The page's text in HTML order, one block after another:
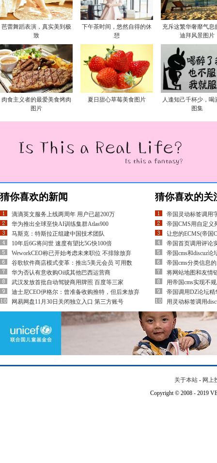
芭蕾舞蹈表演，真实美到极
致
下午茶时间，悠然自得的休
憩
充斥这繁华奢靡气息
迪拜风景图片
肉食主义者的最爱美食烤肉
图片
夏日甜心草莓美食图片
人逢知己千杯少，喝
图集
猜你喜欢的新闻
滴滴英文服务上线两周年 用户已超200万
华为推出全球至快AI训练集群Atlas900
马斯克：特斯拉正组建中国技术团队
10年后6G将问世 速度有望比5G快100倍
WeworkCEO称已开始考虑未来职位 不排除放弃
谷歌软件商店模式变革：推出5美元会员 可用数
华为否认有意收购Oi或其他巴西运营商
武汉发放首批自动驾驶商用牌照 百度等三家
迪士尼CEO伊格尔：曾准备收购推特，但后来放弃
网易网盘11月30日关闭独立入口 第三方账号
猜你喜欢的关
帝国灵动标签调用
帝国CMS用自定义
让您的ECMS(帝国
帝国首页调用评论
帝国cms和discuz
帝国cms分类信息
将网站地图和友情
用帝国cms实现不
帝国调用DZ论坛精
用灵动标签调用
关于本站 - 网上
Copyright © 2008 - 2019